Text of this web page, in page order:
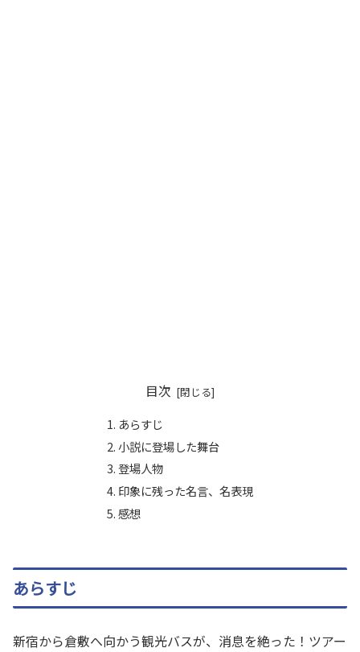
目次
あらすじ
小説に登場した舞台
登場人物
印象に残った名言、名表現
感想
あらすじ
新宿から倉敷へ向かう観光バスが、消息を絶った！ツアー